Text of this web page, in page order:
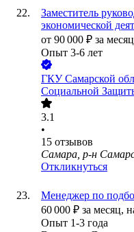
Заместитель
экономической
от 90 000 ₽ за
Опыт 3-6 лет
ГКУ Самарской
Социальной
3.1
•
15 отзывов
Самара, р-н
Откликнуться
Менеджер по
60 000 ₽ за месяц,
Опыт 1-3 года